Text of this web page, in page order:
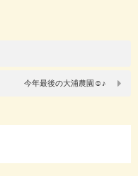
今年最後の大浦農園☺♪